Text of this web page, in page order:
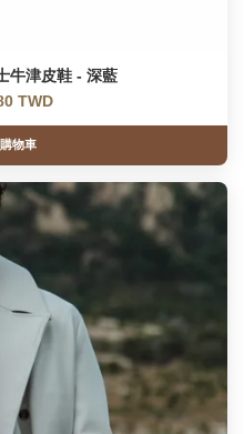
牛津皮鞋 - 深藍
TWD
物車